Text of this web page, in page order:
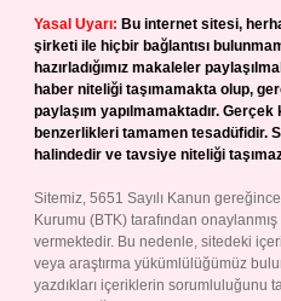
Yasal Uyarı: Bu internet sitesi,
şirketi ile hiçbir bağlantısı
hazırladığımız makaleler
haber niteliği taşımamakta olup,
paylaşım yapılmamaktadır.
benzerlikleri tamamen tesadüfidir.
halindedir ve tavsiye niteliği
Sitemiz, 5651 Sayılı Kanun
Kurumu (BTK) tarafından
vermektedir. Bu nedenle, sitedeki
veya araştırma yükümlülüğümüz
yazdıkları içeriklerin sorumluluğunu